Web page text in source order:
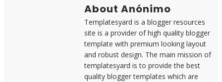
About Anónimo
Templatesyard is a blogger resources
site is a provider of high quality blogger
template with premium looking layout
and robust design. The main mission of
templatesyard is to provide the best
quality blogger templates which are